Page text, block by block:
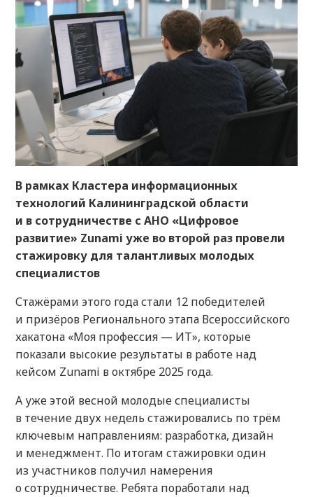
В рамках Кластера информационных
технологий Калининградской области
и в сотрудничестве с АНО «Цифровое
развитие» Zunami уже во второй раз провели
стажировку для талантливых молодых
специалистов
Стажёрами этого года стали 12 победителей
и призёров Регионального этапа Всероссийского
хакатона «Моя профессия — ИТ», которые
показали высокие результаты в работе над
кейсом Zunami в октябре 2025 года.
А уже этой весной молодые специалисты
в течение двух недель стажировались по трём
ключевым направлениям: разработка, дизайн
и менеджмент. По итогам стажировки один
из участников получил намерения
о сотрудничестве. Ребята поработали над